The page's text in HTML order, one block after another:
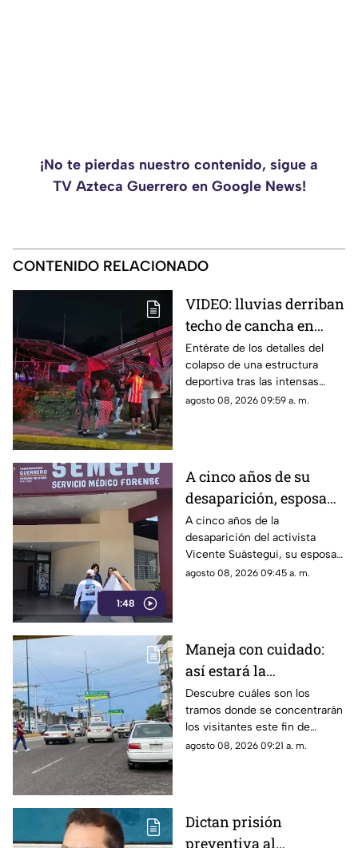
¡No te pierdas nuestro contenido, sigue a
TV Azteca Guerrero en Google News!
CONTENIDO RELACIONADO
VIDEO: lluvias derriban
techo de cancha en
Chilpancingo; hubo
lesionados
Entérate de los detalles del
colapso de una estructura
deportiva tras las intensas
precipitaciones y el reporte de
agosto 08, 2026 09:59 a. m.
1:48
A cinco años de su
desaparición, esposa
de Vicente Suástegui
acude al Semefo en
Chilpancingo
A cinco años de la
desaparición del activista
Vicente Suástegui, su esposa
acudió al Semefo de
agosto 08, 2026 09:45 a. m.
Maneja con cuidado:
así estará la
circulación hoy en
Acapulco
Descubre cuáles son los
tramos donde se concentrarán
los visitantes este fin de
semana y las rutas que
agosto 08, 2026 09:21 a. m.
Dictan prisión
preventiva al